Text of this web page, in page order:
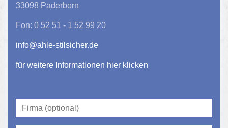
33098 Paderborn
Fon: 0 52 51 - 1 52 99 20
info@ahle-stilsicher.de
für weitere Informationen hier klicken